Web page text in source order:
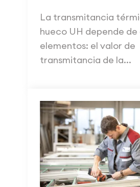
La transmitancia
hueco UH depende de
elementos: el valor de
transmitancia de la...